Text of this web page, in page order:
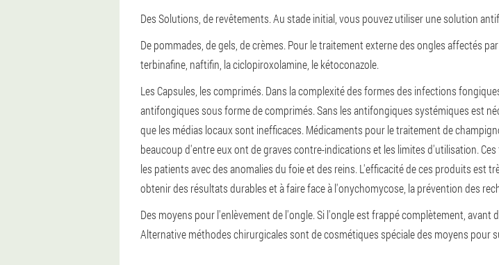
Des Solutions, de revêtements.Au stade initial, vous pouvez utiliser une solution
De pommades, de gels, de crèmes. Pour le traitement externe des ongles affectés
terbinafine, naftifin, la ciclopiroxolamine, le kétoconazole.
Les Capsules, les comprimés. Dans la complexité des formes des infections
antifongiques sous forme de comprimés. Sans les antifongiques systémiques est
que les médias locaux sont inefficaces. Médicaments pour le traitement de
beaucoup d'entre eux ont de graves contre-indications et les limites d'utilisation.
les patients avec des anomalies du foie et des reins. L'efficacité de ces produits est
obtenir des résultats durables et à faire face à l'onychomycose, la prévention des
Des moyens pour l'enlèvement de l'ongle.Si l'ongle est frappé complètement, avant
Alternative méthodes chirurgicales sont de cosmétiques spéciale des moyens